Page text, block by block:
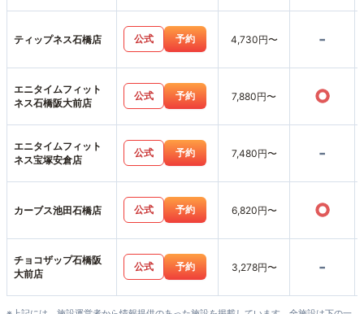
ティップネス石橋店 公式 予約 4,730円〜 -
エニタイムフィット
ネス石橋阪大前店
公式 予約 7,880円〜 ○
エニタイムフィット
ネス宝塚安倉店
公式 予約 7,480円〜 -
カーブス池田石橋店 公式 予約 6,820円〜 ○
チョコザップ石橋阪
大前店
公式 予約 3,278円〜 -